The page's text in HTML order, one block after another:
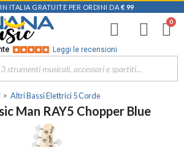
ITALIA GRATUITE PER ORDINI DA € 99
Leggi le recensioni
Altri Bassi Elettrici 5 Corde
Man RAY5 Chopper Blue